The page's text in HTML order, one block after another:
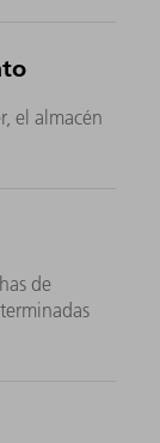
el almacén
de